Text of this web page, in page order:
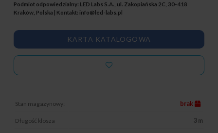
Stan magazynowy: brak
Długość klosza 3 m
KARTA KATALOGOWA
Podmiot odpowiedzialny: LED Labs S.A., ul. Zakopiańska 2C, 30-418
Kraków, Polska | Kontakt: info@led-labs.pl